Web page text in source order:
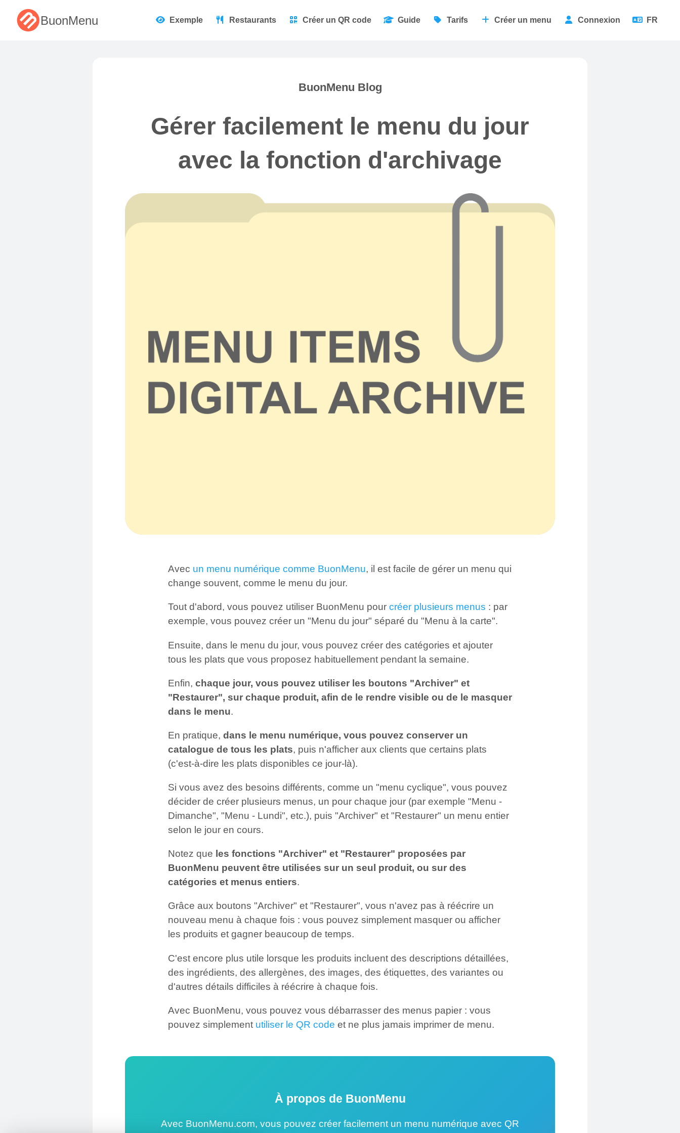
BuonMenu Exemple Restaurants Créer un QR code Guide Tarifs Créer un menu Connexion FR
BuonMenu Blog
Gérer facilement le menu du jour
avec la fonction d'archivage
Avec un menu numérique comme BuonMenu, il est facile de gérer un menu qui
change souvent, comme le menu du jour.
Tout d'abord, vous pouvez utiliser BuonMenu pour créer plusieurs menus : par
exemple, vous pouvez créer un "Menu du jour" séparé du "Menu à la carte".
Ensuite, dans le menu du jour, vous pouvez créer des catégories et ajouter
tous les plats que vous proposez habituellement pendant la semaine.
Enfin, chaque jour, vous pouvez utiliser les boutons "Archiver" et
"Restaurer", sur chaque produit, afin de le rendre visible ou de le masquer
dans le menu.
En pratique, dans le menu numérique, vous pouvez conserver un
catalogue de tous les plats, puis n'afficher aux clients que certains plats
(c'est-à-dire les plats disponibles ce jour-là).
Si vous avez des besoins différents, comme un "menu cyclique", vous pouvez
décider de créer plusieurs menus, un pour chaque jour (par exemple "Menu -
Dimanche", "Menu - Lundi", etc.), puis "Archiver" et "Restaurer" un menu entier
selon le jour en cours.
Notez que les fonctions "Archiver" et "Restaurer" proposées par
BuonMenu peuvent être utilisées sur un seul produit, ou sur des
catégories et menus entiers.
Grâce aux boutons "Archiver" et "Restaurer", vous n'avez pas à réécrire un
nouveau menu à chaque fois : vous pouvez simplement masquer ou afficher
les produits et gagner beaucoup de temps.
C'est encore plus utile lorsque les produits incluent des descriptions détaillées,
des ingrédients, des allergènes, des images, des étiquettes, des variantes ou
d'autres détails difficiles à réécrire à chaque fois.
Avec BuonMenu, vous pouvez vous débarrasser des menus papier : vous
pouvez simplement utiliser le QR code et ne plus jamais imprimer de menu.
À propos de BuonMenu
Avec BuonMenu.com, vous pouvez créer facilement un menu numérique avec QR